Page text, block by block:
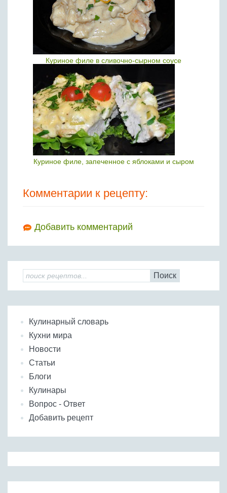
Куриное филе в сливочно-сырном соусе
Куриное филе, запеченное с яблоками и сыром
Комментарии к рецепту:
Добавить комментарий
Поиск
Кулинарный словарь
Кухни мира
Новости
Статьи
Блоги
Кулинары
Вопрос - Ответ
Добавить рецепт